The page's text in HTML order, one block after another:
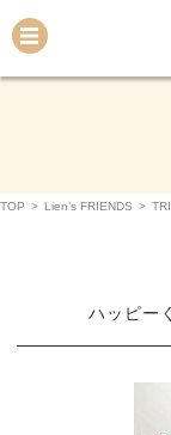
TOP > Lien’s FRIENDS >
ハッピー